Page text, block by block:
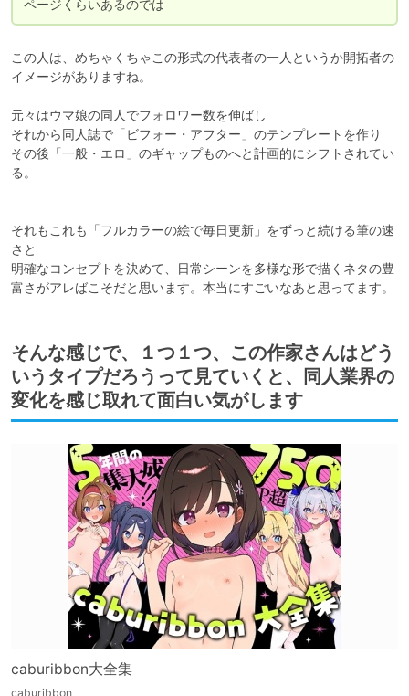
ページくらいあるのでは
この人は、めちゃくちゃこの形式の代表者の一人というか開拓者の
イメージがありますね。
元々はウマ娘の同人でフォロワー数を伸ばし
それから同人誌で「ビフォー・アフター」のテンプレートを作り
その後「一般・エロ」のギャップものへと計画的にシフトされてい
る。
それもこれも「フルカラーの絵で毎日更新」をずっと続ける筆の速
さと
明確なコンセプトを決めて、日常シーンを多様な形で描くネタの豊
富さがアレばこそだと思います。本当にすごいなあと思ってます。
そんな感じで、１つ１つ、この作家さんはどう
いうタイプだろうって見ていくと、同人業界の
変化を感じ取れて面白い気がします
caburibbon大全集
caburibbon